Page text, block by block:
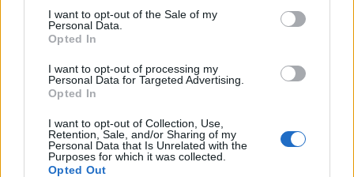
consent section.
I want to opt-out of the Sale of my
Personal Data.
Opted In
I want to opt-out of processing my
Personal Data for Targeted Advertising.
Opted In
I want to opt-out of Collection, Use,
Retention, Sale, and/or Sharing of my
Personal Data that Is Unrelated with the
Purposes for which it was collected.
Opted Out
ΔΙΟΡΙΣΜΟΙ ΕΚΠΑΙΔΕΥΤΙΚΩΝ
Share:
Ακολουθήστε το Νewsit.gr στο Google News
ενημερωθείτε πρώτοι για όλη την ειδησεογραφία και τα
τελευταία νέατης ημέρας